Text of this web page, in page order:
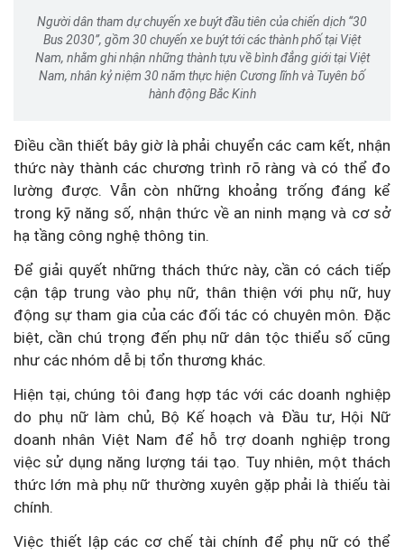
Người dân tham dự chuyến xe buýt đầu tiên của chiến dịch “30
Bus 2030”, gồm 30 chuyến xe buýt tới các thành phố tại Việt
Nam, nhằm ghi nhận những thành tựu về bình đẳng giới tại Việt
Nam, nhân kỷ niệm 30 năm thực hiện Cương lĩnh và Tuyên bố
hành động Bắc Kinh
Điều cần thiết bây giờ là phải chuyển các cam kết, nhận
thức này thành các chương trình rõ ràng và có thể đo
lường được. Vẫn còn những khoảng trống đáng kể
trong kỹ năng số, nhận thức về an ninh mạng và cơ sở
hạ tầng công nghệ thông tin.
Để giải quyết những thách thức này, cần có cách tiếp
cận tập trung vào phụ nữ, thân thiện với phụ nữ, huy
động sự tham gia của các đối tác có chuyên môn. Đặc
biệt, cần chú trọng đến phụ nữ dân tộc thiểu số cũng
như các nhóm dễ bị tổn thương khác.
Hiện tại, chúng tôi đang hợp tác với các doanh nghiệp
do phụ nữ làm chủ, Bộ Kế hoạch và Đầu tư, Hội Nữ
doanh nhân Việt Nam để hỗ trợ doanh nghiệp trong
việc sử dụng năng lượng tái tạo. Tuy nhiên, một thách
thức lớn mà phụ nữ thường xuyên gặp phải là thiếu tài
chính.
Việc thiết lập các cơ chế tài chính để phụ nữ có thể